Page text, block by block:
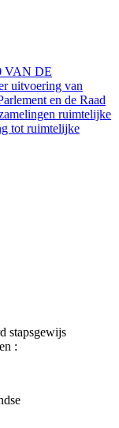
VAN DE
uitvoering van
en de Raad
ruimtelijke
tot ruimtelijke
stapsgewijs
: